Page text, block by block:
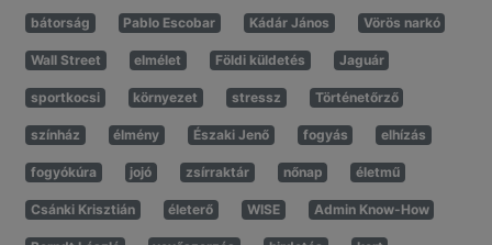
bátorság Pablo Escobar Kádár János Vörös narkó
Wall Street elmélet Földi küldetés Jaguár
sportkocsi környezet stressz Történetőrző
színház élmény Északi Jenő fogyás elhízás
fogyókúra jojó zsírraktár nőnap életmű
Csánki Krisztián életerő WISE Admin Know-How